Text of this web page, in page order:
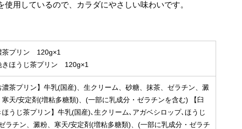
使用しているので、カラダにやさしい味わいです。
茶プリン 120g×1
きほうじ茶プリン 120g×1
濃茶プリン】牛乳(国産)、生クリーム、砂糖、抹茶、ゼラチン、澱
寒天/安定剤(増粘多糖類)、(一部に乳成分・ゼラチンを含む) 【臼
ほうじ茶プリン】牛乳(国産)､生クリーム､アガベシロップ､ほうじ
ラチン、澱粉、寒天/安定剤(増粘多糖類)、(一部に乳成分・ゼラチ